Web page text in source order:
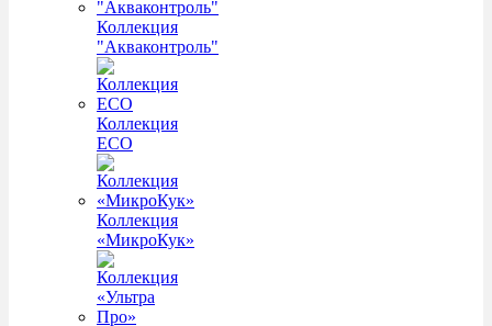
Коллекция
"Акваконтроль"
Коллекция
ECO
Коллекция
«МикроКук»